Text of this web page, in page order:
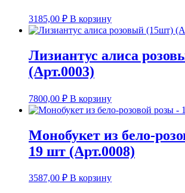
3185,00 ₽ В корзину
Лизиантус алиса
(Арт.0003)
7800,00 ₽ В корзину
Монобукет из бело-
19 шт (Арт.0008)
3587,00 ₽ В корзину